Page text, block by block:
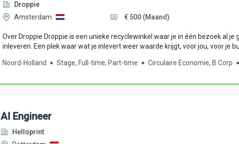
Droppie
Amsterdam
€ 500 (Maand)
Over Droppie Droppie is een unieke recyclewinkel waar je in één bezoek al je
inleveren. Een plek waar wat je inlevert weer waarde krijgt, voor jou, voor je
Noord-Holland Stage, Full-time, Part-time Circulaire Economie, B Corp
AI Engineer
Helloprint